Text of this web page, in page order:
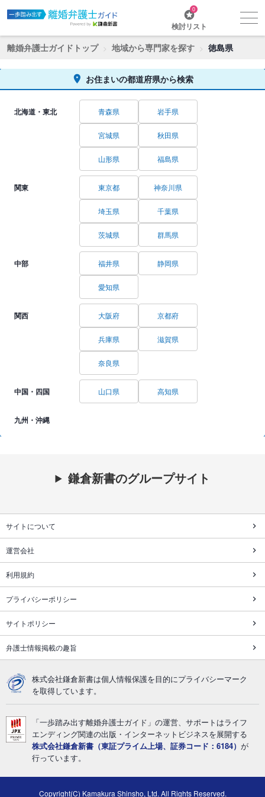
0
検討リスト
離婚弁護士ガイドトップ 地域から専門家を探す 徳島県
お住まいの都道府県から検索
北海道・東北 青森県 岩手県
宮城県 秋田県
山形県 福島県
関東 東京都 神奈川県
埼玉県 千葉県
茨城県 群馬県
中部 福井県 静岡県
愛知県
関西 大阪府 京都府
兵庫県 滋賀県
奈良県
中国・四国 山口県 高知県
九州・沖縄
鎌倉新書のグループサイト
サイトについて
運営会社
利用規約
プライバシーポリシー
サイトポリシー
弁護士情報掲載の趣旨
株式会社鎌倉新書は個人情報保護を目的にプライバシーマーク
を取得しています。
「一歩踏み出す離婚弁護士ガイド」の運営、サポートはライフ
エンディング関連の出版・インターネットビジネスを展開する
株式会社鎌倉新書（東証プライム上場、証券コード：6184） が
行っています。
Copyright(C) Kamakura Shinsho, Ltd. All Rights Reserved.